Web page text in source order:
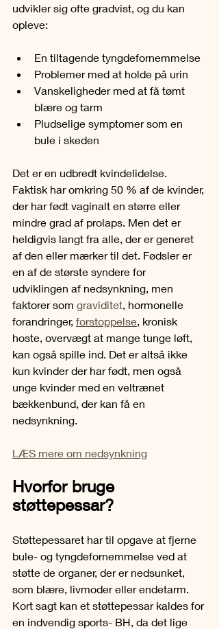
udvikler sig ofte gradvist, og du kan
opleve:
En tiltagende tyngdefornemmelse
Problemer med at holde på urin
Vanskeligheder med at få tømt
blære og tarm
Pludselige symptomer som en
bule i skeden
Det er en udbredt kvindelidelse.
Faktisk har omkring 50 % af de kvinder,
der har født vaginalt en større eller
mindre grad af prolaps. Men det er
heldigvis langt fra alle, der er generet
af den eller mærker til det. Fødsler er
en af de største syndere for
udviklingen af nedsynkning, men
faktorer som graviditet , hormonelle
forandringer, forstoppelse , kronisk
hoste, overvægt at mange tunge løft,
kan også spille ind. Det er altså ikke
kun kvinder der har født, men også
unge kvinder med en veltrænet
bækkenbund, der kan få en
nedsynkning.
LÆS mere om nedsynkning
Hvorfor bruge
støttepessar?
Støttepessaret har til opgave at fjerne
bule- og tyngdefornemmelse ved at
støtte de organer, der er nedsunket,
som blære, livmoder eller endetarm.
Kort sagt kan et støttepessar kaldes for
en indvendig sports- BH, da det lige